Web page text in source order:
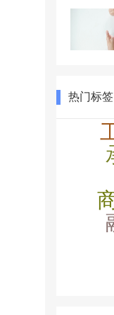
热门标签